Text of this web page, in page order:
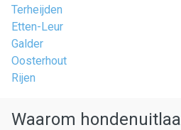
Terheijden
Etten-Leur
Galder
Oosterhout
Rijen
Waarom